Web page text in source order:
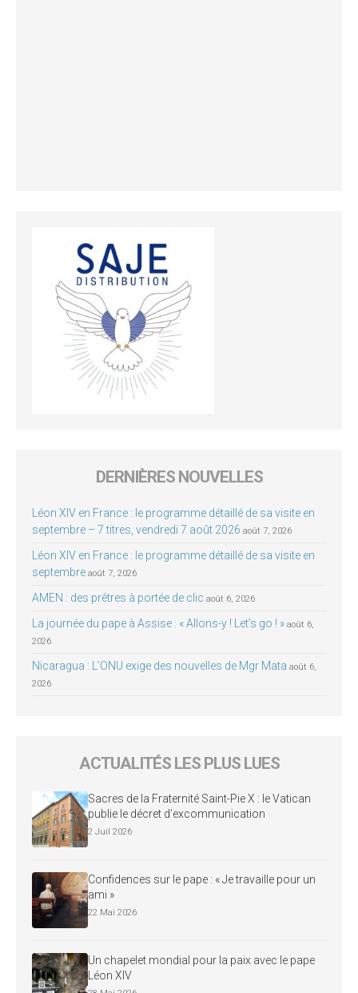
DERNIÈRES NOUVELLES
Léon XIV en France : le programme détaillé de sa visite en
septembre – 7 titres, vendredi 7 août 2026 août 7, 2026
Léon XIV en France : le programme détaillé de sa visite en
septembre août 7, 2026
AMEN : des prêtres à portée de clic août 6, 2026
La journée du pape à Assise : « Allons-y ! Let’s go ! » août 6,
2026
Nicaragua : L’ONU exige des nouvelles de Mgr Mata août 6,
2026
ACTUALITÉS LES PLUS LUES
Sacres de la Fraternité Saint-Pie X : le Vatican
publie le décret d’excommunication
2 Juil 2026
Confidences sur le pape : « Je travaille pour un
ami »
22 Mai 2026
Un chapelet mondial pour la paix avec le pape
Léon XIV